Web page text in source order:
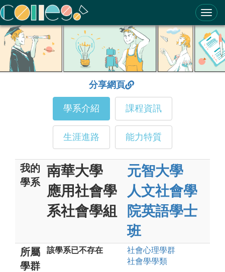
ColleGo! 大學選才與高中育才輔助系統
分享網頁
學系介紹 課程資訊
生涯進路 能力特質
我的
學系
南華大學
應用社會學
系社會學組
元智大學
人文社會學
院英語學士
班
所屬
學群
該學系已不存在 社會心理學群
社會學學類